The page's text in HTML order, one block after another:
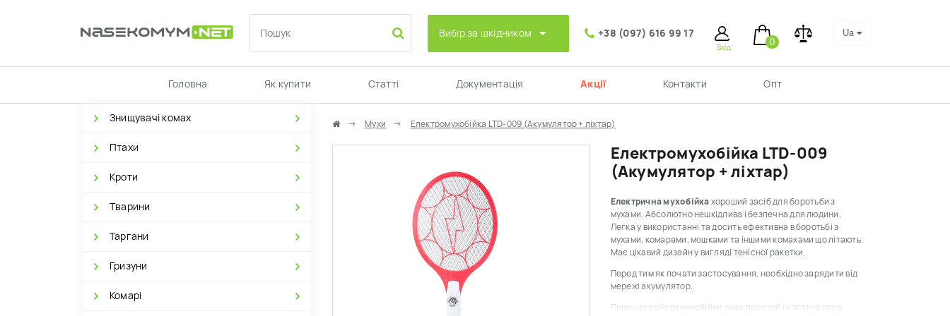
Вибір за шкідником +38 (097) 616 99 17
Вхід
0
Ua
Головна Як купити Статті Документація Акції Контакти Опт
Знищувачі комах
Птахи
Кроти
Тварини
Таргани
Гризуни
Комарі
Мухи Електромухобійка LTD-009 (Акумулятор + ліхтар)
Електромухобійка LTD-009
(Акумулятор + ліхтар)
Електрична мухобійкахороший засіб для боротьби з
мухами. Абсолютно нешкідлива і безпечна для людини.
Легка у використанні та досить ефективна в боротьбі з
мухами, комарами, мошками та іншими комахами що літають.
Має цікавий дизайн у вигляді тенісної ракетки.
Перед тим як почати застосування, необхідно зарядити від
мережі акумулятор.
Принцип роботи мухобійки дуже простий і нагадує гру в